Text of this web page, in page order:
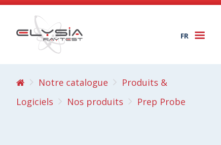
FR
Notre catalogue
Produits &
Logiciels
Nos produits Prep Probe